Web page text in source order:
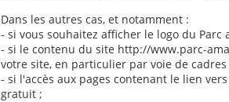
Dans les autres cas, et notamment :
- si vous souhaitez afficher le logo du Parc
- si le contenu du site http://www.parc-
votre site, en particulier par voie de cadres
- si l'accès aux pages contenant le lien
gratuit ;